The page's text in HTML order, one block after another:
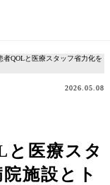
者QOLと医療スタッフ省力化を
と医療スタ
施設とト
2026.05.08